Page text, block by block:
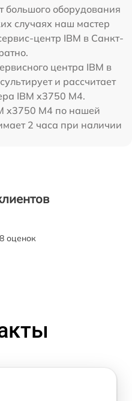
большого оборудования
случаях наш мастер
центр IBM в Санкт-
центра IBM в
и рассчитает
IBM x3750 M4.
x3750 M4 по нашей
2 часа при наличии
оценок